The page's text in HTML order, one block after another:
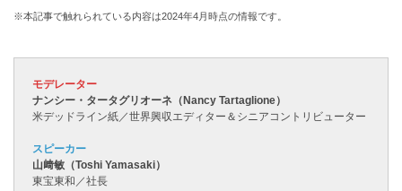
※本記事で触れられている内容は2024年4月時点の情報です。
モデレーター
ナンシー・タータグリオーネ（Nancy Tartaglione）
米デッドライン紙／世界興収エディター＆シニアコントリビューター
スピーカー
山﨑敏（Toshi Yamasaki）
東宝東和／社長